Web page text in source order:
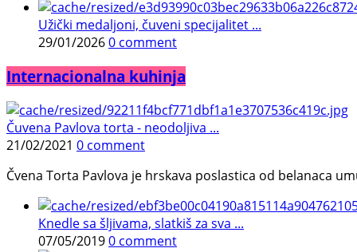
Užički medaljoni, čuveni specijalitet ...
29/01/20260 comment
Internacionalna kuhinja
Čuvena Pavlova torta - neodoljiva ...
21/02/2021 0 comment
Čvena Torta Pavlova je hrskava poslastica od belanaca
Knedle sa šljivama, slatkiš za sva ...
07/05/20190 comment